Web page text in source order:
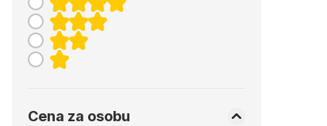
Cena za osobu